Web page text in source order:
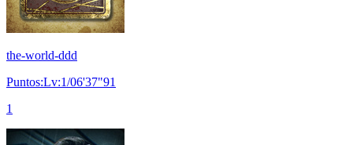
the-world-ddd
Puntos:Lv:1/06'37"91
1